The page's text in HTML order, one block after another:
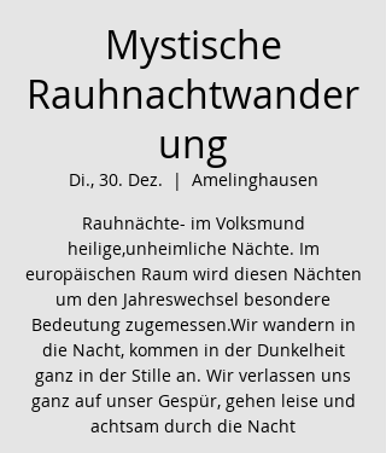
Mystische
Rauhnachtwander
ung
Di., 30. Dez.
  |
Amelinghausen
Rauhnächte- im Volksmund
heilige,unheimliche Nächte. Im
europäischen Raum wird diesen Nächten
um den Jahreswechsel besondere
Bedeutung zugemessen.Wir wandern in
die Nacht, kommen in der Dunkelheit
ganz in der Stille an. Wir verlassen uns
ganz auf unser Gespür, gehen leise und
achtsam durch die Nacht